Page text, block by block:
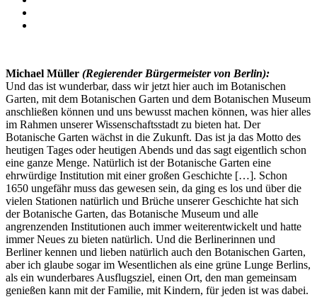
Michael Müller (Regierender Bürgermeister von Berlin):
Und das ist wunderbar, dass wir jetzt hier auch im Botanischen
Garten, mit dem Botanischen Garten und dem Botanischen Museum
anschließen können und uns bewusst machen können, was hier alles
im Rahmen unserer Wissenschaftsstadt zu bieten hat. Der
Botanische Garten wächst in die Zukunft. Das ist ja das Motto des
heutigen Tages oder heutigen Abends und das sagt eigentlich schon
eine ganze Menge. Natürlich ist der Botanische Garten eine
ehrwürdige Institution mit einer großen Geschichte […]. Schon
1650 ungefähr muss das gewesen sein, da ging es los und über die
vielen Stationen natürlich und Brüche unserer Geschichte hat sich
der Botanische Garten, das Botanische Museum und alle
angrenzenden Institutionen auch immer weiterentwickelt und hatte
immer Neues zu bieten natürlich. Und die Berlinerinnen und
Berliner kennen und lieben natürlich auch den Botanischen Garten,
aber ich glaube sogar im Wesentlichen als eine grüne Lunge Berlins,
als ein wunderbares Ausflugsziel, einen Ort, den man gemeinsam
genießen kann mit der Familie, mit Kindern, für jeden ist was dabei.